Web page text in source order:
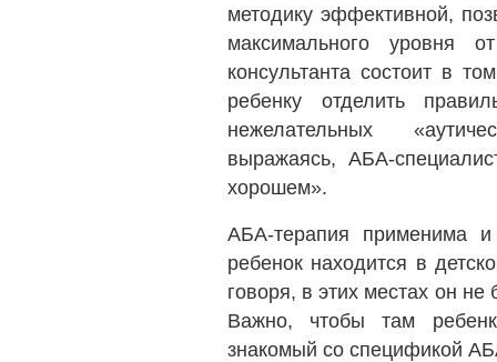
методику эффективной,
максимального уровня
консультанта состоит в
ребенку отделить
нежелательных
выражаясь, АБА-
хорошем».
АБА-терапия применима
ребенок находится в
говоря, в этих местах он не
Важно, чтобы там
знакомый со спецификой